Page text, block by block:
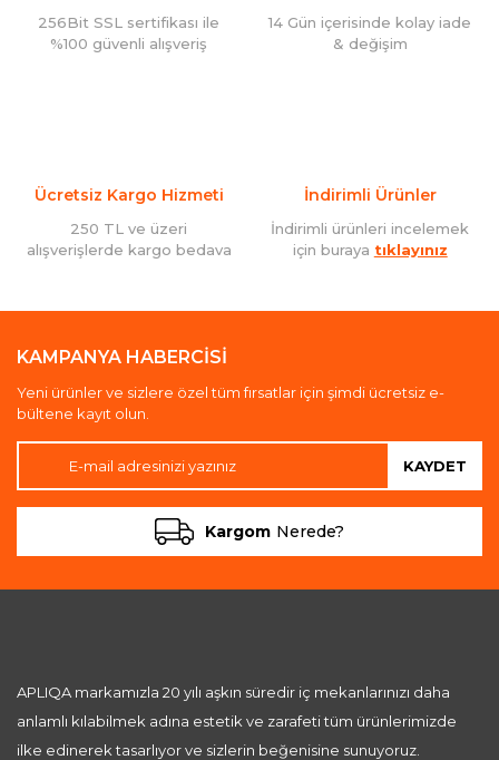
256Bit SSL sertifikası ile
%100 güvenli alışveriş
14 Gün içerisinde kolay iade
& değişim
Ücretsiz Kargo Hizmeti
250 TL ve üzeri
alışverişlerde kargo bedava
İndirimli Ürünler
İndirimli ürünleri incelemek
için buraya tıklayınız
KAMPANYA HABERCİSİ
Yeni ürünler ve sizlere özel tüm fırsatlar için şimdi ücretsiz e-
bültene kayıt olun.
KAYDET
Kargom Nerede?
APLIQA markamızla 20 yılı aşkın süredir iç mekanlarınızı daha
anlamlı kılabilmek adına estetik ve zarafeti tüm ürünlerimizde
ilke edinerek tasarlıyor ve sizlerin beğenisine sunuyoruz.